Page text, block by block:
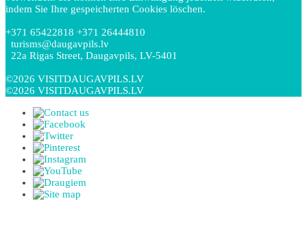
indem Sie Ihre gespeicherten Cookies löschen.
+371 65422818 +371 26444810
turisms@daugavpils.lv
22a Rigas Street, Daugavpils, LV-5401
©2026 VISITDAUGAVPILS.LV
©2026 VISITDAUGAVPILS.LV